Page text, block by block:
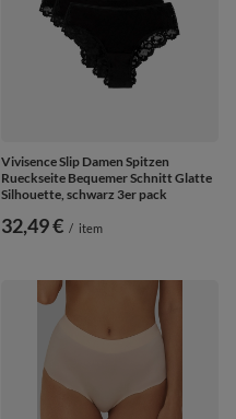
Vivisence Slip Damen Spitzen
Rueckseite Bequemer Schnitt Glatte
Silhouette, schwarz 3er pack
32,49 € / item